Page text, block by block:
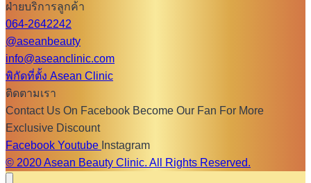
ฝ่ายบริการลูกค้า
064-2642242
@aseanbeauty
info@aseanclinic.com
พิกัดที่ตั้ง Asean Clinic
ติดตามเรา
Contact Us On Facebook Become Our Fan For More
Exclusive Discount
Facebook Youtube Instagram
© 2020 Asean Beauty Clinic. All Rights Reserved.